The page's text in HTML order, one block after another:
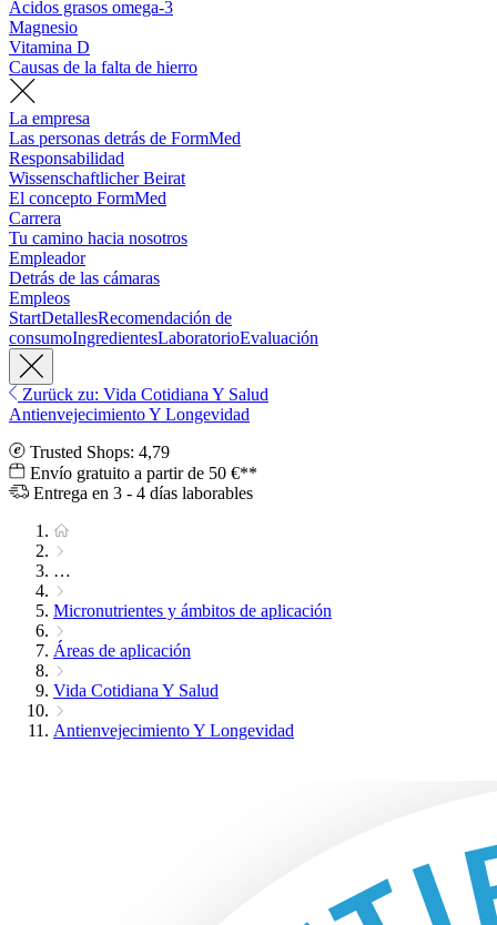
Ácidos grasos omega-3
Magnesio
Vitamina D
Causas de la falta de hierro
La empresa
Las personas detrás de FormMed
Responsabilidad
Wissenschaftlicher Beirat
El concepto FormMed
Carrera
Tu camino hacia nosotros
Empleador
Detrás de las cámaras
Empleos
StartDetallesRecomendación de
consumoIngredientesLaboratorioEvaluación
Zurück zu: Vida Cotidiana Y Salud
Antienvejecimiento Y Longevidad
Trusted Shops: 4,79
Envío gratuito a partir de 50 €**
Entrega en 3 - 4 días laborables
…
Micronutrientes y ámbitos de aplicación
Áreas de aplicación
Vida Cotidiana Y Salud
Antienvejecimiento Y Longevidad